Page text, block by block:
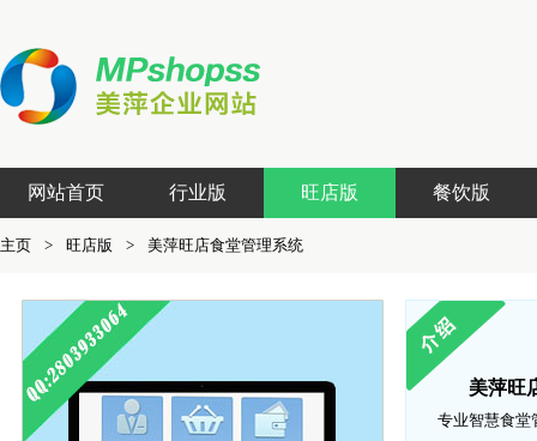
网站首页 行业版 旺店版 餐饮版
主页 > 旺店版 > 美萍旺店食堂管理系统
美萍旺
专业智慧食堂